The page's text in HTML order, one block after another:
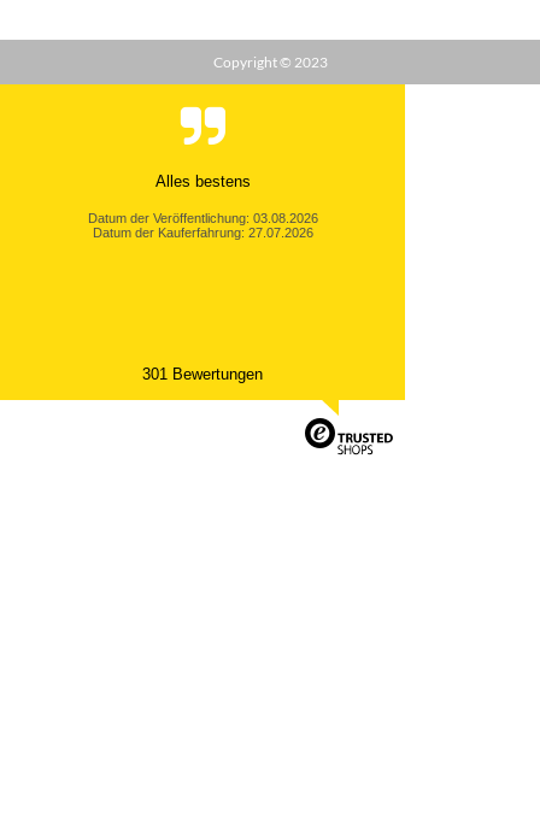
Copyright © 2023
Alles bestens
Datum der Veröffentlichung: 03.08.2026
Datum der Kauferfahrung: 27.07.2026
301 Bewertungen